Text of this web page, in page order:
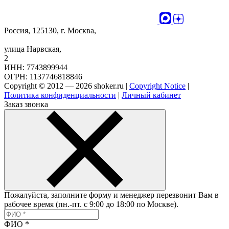
Россия, 125130, г. Москва,
улица Нарвская,
2
ИНН: 7743899944
ОГРН: 1137746818846
Copyright © 2012 — 2026 shoker.ru | Copyright Notice |
Политика конфиденциальности | Личный кабинет
Заказ звонка
Пожалуйста, заполните форму и менеджер перезвонит Вам в
рабочее время (пн.-пт. с 9:00 до 18:00 по Москве).
ФИО *